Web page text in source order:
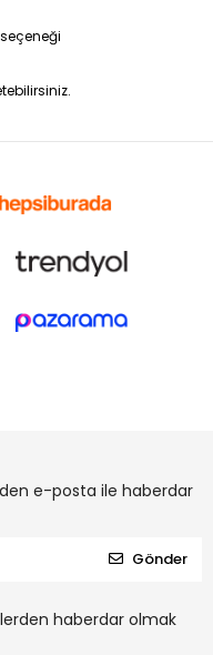
e-posta ile haberdar
Gönder
haberdar olmak